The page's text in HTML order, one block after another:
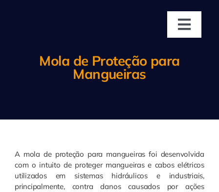
Produtos
Áreas de
Mola de Proteção para
Mangueiras
A mola de proteção para mangueiras foi desenvolvida
com o intuito de proteger mangueiras e cabos elétricos
utilizados em sistemas hidráulicos e industriais,
principalmente, contra danos causados por ações